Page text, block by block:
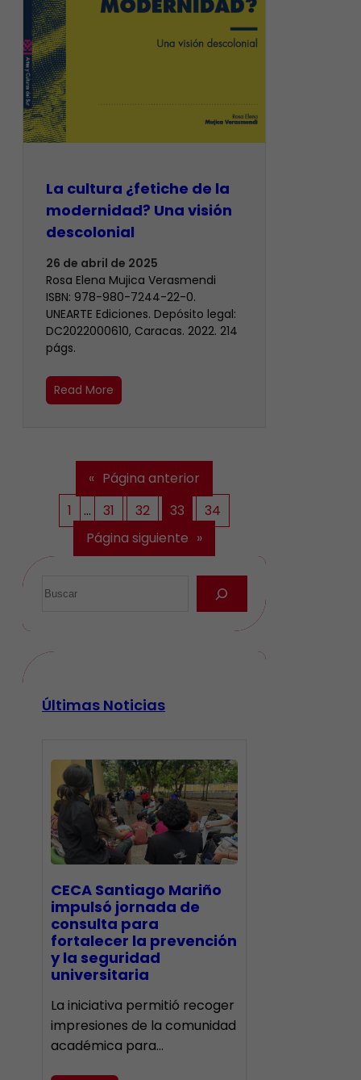
La cultura ¿fetiche de la
modernidad? Una visión
descolonial
26 de abril de 2025
Rosa Elena Mujica Verasmendi
ISBN: 978-980-7244-22-0.
UNEARTE Ediciones. Depósito legal:
DC2022000610, Caracas. 2022. 214
págs.
Read More
« Página anterior
1
… 31 32 33
34
Página siguiente »
Últimas Noticias
CECA Santiago Mariño
impulsó jornada de
consulta para
fortalecer la prevención
y la seguridad
universitaria
La iniciativa permitió recoger
impresiones de la comunidad
académica para…